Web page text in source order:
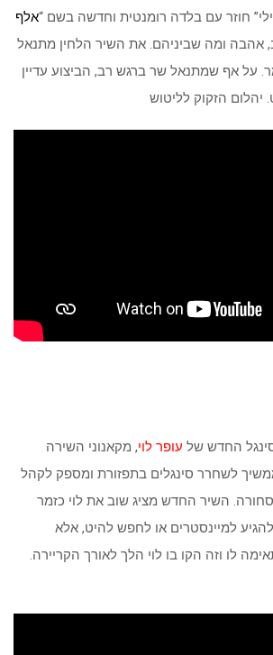
חוזר עם בלדה רומנטית וחדשה בשם “אלף
אהבה ומה שביניהם. את השיר הלחין מתנאל
על אף שמתנאל שר ברגש רב, הביצוע עדיין
הזקוק לליטוש
החדש של עופר לוי, מקאנוני השירה
לשחרר סינגלים בתפזורת ומספק לקהל
השיר החדש מציג שוב את לוי כזמר
למיינסטרים או לחפש להיט, אלא
לו וזה הקו בו לוי הלך לאורך הקריירה.